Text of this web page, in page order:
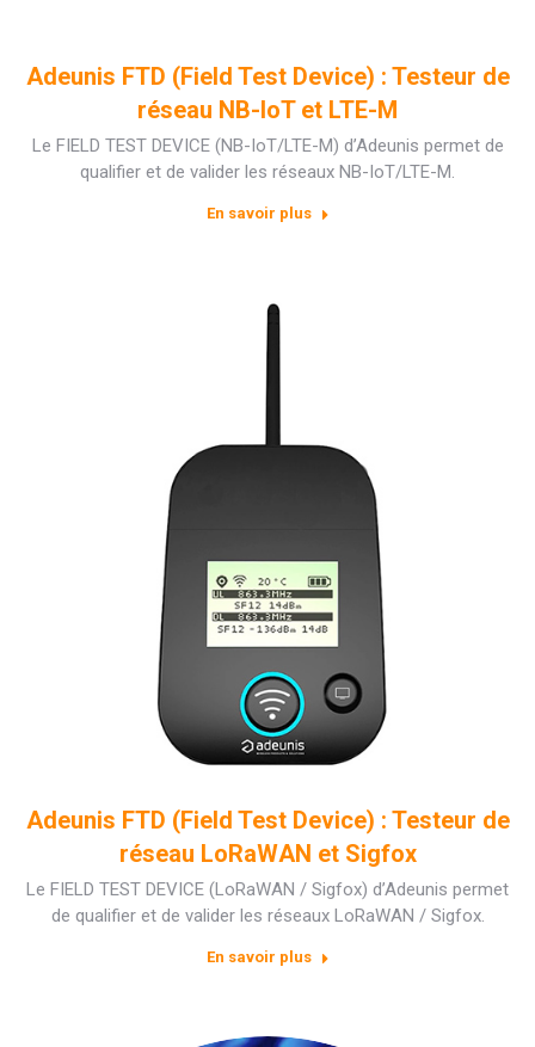
Adeunis FTD (Field Test Device) : Testeur de
réseau NB-IoT et LTE-M
Le FIELD TEST DEVICE (NB-IoT/LTE-M) d’Adeunis permet de
qualifier et de valider les réseaux NB-IoT/LTE-M.
En savoir plus
Adeunis FTD (Field Test Device) : Testeur de
réseau LoRaWAN et Sigfox
Le FIELD TEST DEVICE (LoRaWAN / Sigfox) d’Adeunis permet
de qualifier et de valider les réseaux LoRaWAN / Sigfox.
En savoir plus